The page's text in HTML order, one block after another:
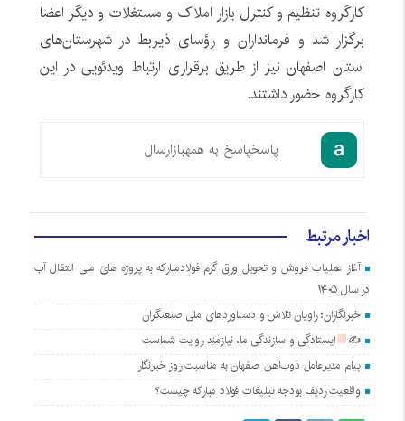
کارگروه تنظیم و کنترل بازار املاک و مستغلات و دیگر اعضا
برگزار شد و فرمانداران و رؤسای ذیربط در شهرستان‌های
استان اصفهان نیز از طریق برقراری ارتباط ویدئویی در این
کارگروه حضور داشتند.
پاسخپاسخ به همهبازارسال
اخبار مرتبط
آغاز عملیات فروش و تحویل ورق گرم فولادمبارکه به پروژه های ملی انتقال آب
در سال ۱۴۰۵
خبرنگاران؛ راویان تلاش و دستاوردهای ملی صنعتگران
✍
ایستادگی و سازندگی ما، نیازمند روایت شماست
پیام مدیرعامل ذوب‌آهن اصفهان به مناسبت روز خبرنگار
واقعیت ردیف بودجه تبلیغات فولاد مبارکه چیست؟